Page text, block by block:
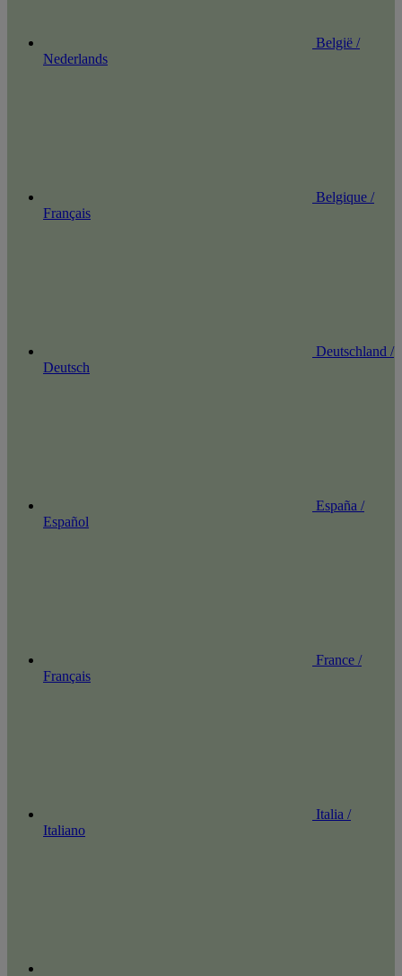
België /
Nederlands
Belgique /
Français
Deutschland /
Deutsch
España /
Español
France /
Français
Italia /
Italiano